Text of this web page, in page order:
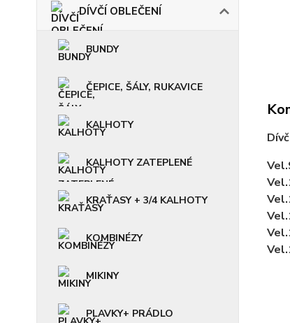
DÍVČÍ OBLEČENÍ
BUNDY
ČEPICE, ŠÁLY, RUKAVICE
KALHOTY
KALHOTY ZATEPLENÉ
KRAŤASY + 3/4 KALHOTY
KOMBINÉZY
MIKINY
PLAVKY+ PRÁDLO